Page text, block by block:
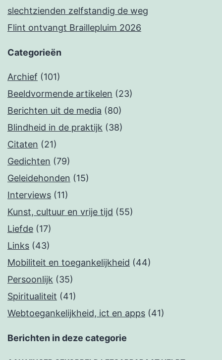
slechtzienden zelfstandig de weg
Flint ontvangt Braillepluim 2026
Categorieën
Archief (101)
Beeldvormende artikelen (23)
Berichten uit de media (80)
Blindheid in de praktijk (38)
Citaten (21)
Gedichten (79)
Geleidehonden (15)
Interviews (11)
Kunst, cultuur en vrije tijd (55)
Liefde (17)
Links (43)
Mobiliteit en toegankelijkheid (44)
Persoonlijk (35)
Spiritualiteit (41)
Webtoegankelijkheid, ict en apps (41)
Berichten in deze categorie